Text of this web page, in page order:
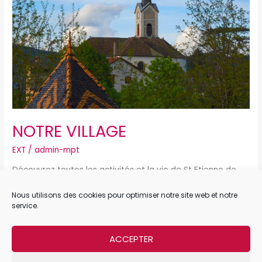
Nous utilisons des cookies pour optimiser notre site web et notre
service.
ACCEPTER
NOTRE VILLAGE
EXT /admin-mpt
Découvrez toutes les activités et la vie de St Etienne de
Lire la suite »